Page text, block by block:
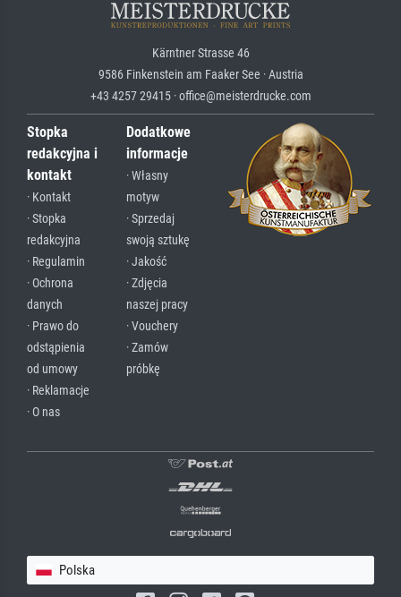
Kärntner Strasse 46
9586 Finkenstein am Faaker See · Austria
+43 4257 29415 · office@meisterdrucke.com
Stopka
redakcyjna i
kontakt
· Kontakt
· Stopka
redakcyjna
· Regulamin
· Ochrona
danych
· Prawo do
odstąpienia
od umowy
· Reklamacje
· O nas
Dodatkowe
informacje
· Własny
motyw
· Sprzedaj
swoją sztukę
· Jakość
· Zdjęcia
naszej pracy
· Vouchery
· Zamów
próbkę
Polska